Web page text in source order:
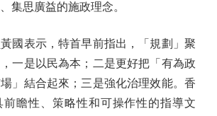
集思廣益的施政理念。
表示，特首早前指出，「規劃」聚
一是以民為本；二是更好把「有為政
」結合起來；三是強化治理效能。香
前瞻性、策略性和可操作性的指導文